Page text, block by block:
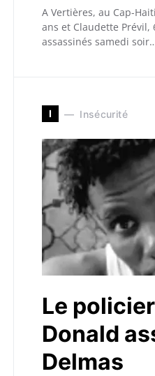
A Vertières, au Cap-
ans et Claudette Prévil,
assassinés samedi
I Insécurité
Le
Donald
Delmas